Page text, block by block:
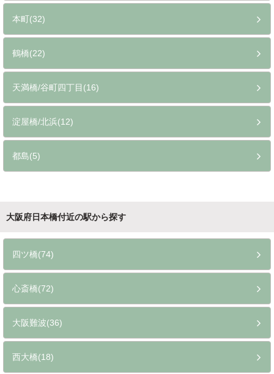
本町(32)
鶴橋(22)
天満橋/谷町四丁目(16)
淀屋橋/北浜(12)
都島(5)
大阪府日本橋付近の駅から探す
四ツ橋(74)
心斎橋(72)
大阪難波(36)
西大橋(18)